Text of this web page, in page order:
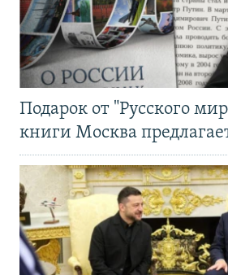
Подарок от "Русского
книги Москва